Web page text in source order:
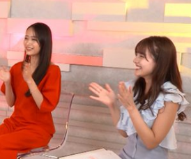
『アイ
E齋藤
ビュー